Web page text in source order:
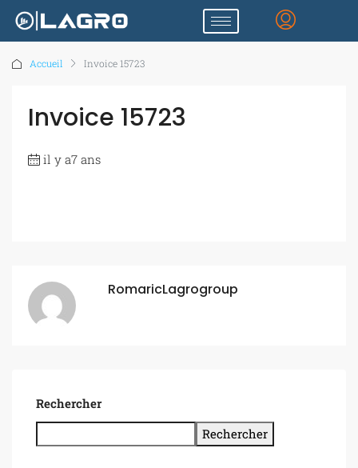
Accueil Invoice 15723
Invoice 15723
il y a7 ans
RomaricLagrogroup
Rechercher
Rechercher